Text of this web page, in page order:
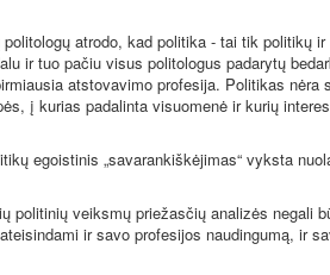
atrodo, kad politika - tai tik politikų
ir tuo pačiu visus politologus padarytų
atstovavimo profesija. Politikas
į kurias padalinta visuomenė ir kurių
egoistinis „savarankiškėjimas“ vyksta
veiksmų priežasčių analizės negali
ir savo profesijos naudingumą, ir